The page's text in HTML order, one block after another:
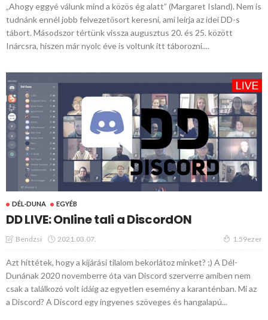
„Ahogy eggyé válunk mind a közös ég alatt” (Margaret Island). Nem is
tudnánk ennél jobb felvezetősort keresni, ami leírja az idei DD-s
tábort. Másodszor tértünk vissza augusztus 20. és 25. között
Inárcsra, hiszen már nyolc éve is voltunk itt táborozni....
DÉL-DUNA EGYÉB
DD LIVE: Online tali a DiscordON
Bendzsi 2021.03.07. 1.59ezer
Azt hittétek, hogy a kijárási tilalom bekorlátoz minket? ;) A Dél-
Dunának 2020 novemberre óta van Discord szerverre amiben nem
csak a találkozó volt idáig az egyetlen esemény a karanténban. Mi az
a Discord? A Discord egy ingyenes szöveges és hangalapú...